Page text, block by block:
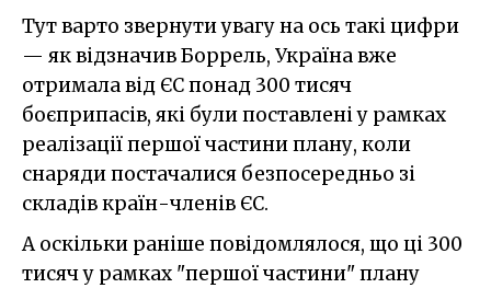
Тут варто звернути увагу на ось такі цифри
— як відзначив Боррель, Україна вже
отримала від ЄС понад 300 тисяч
боєприпасів, які були поставлені у рамках
реалізації першої частини плану, коли
снаряди постачалися безпосередньо зі
складів країн-членів ЄС.
А оскільки раніше повідомлялося, що ці 300
тисяч у рамках "першої частини" плану